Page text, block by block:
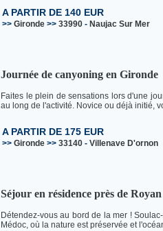
A PARTIR DE 140 EUR
>> Gironde >> 33990 - Naujac Sur Mer
Journée de canyoning en Gironde
Faites le plein de sensations lors d'une
au long de l'activité. Novice ou déjà initié,
A PARTIR DE 175 EUR
>> Gironde >> 33140 - Villenave D'ornon
Séjour en résidence près de Royan
Détendez-vous au bord de la mer !
Médoc, où la nature est préservée et